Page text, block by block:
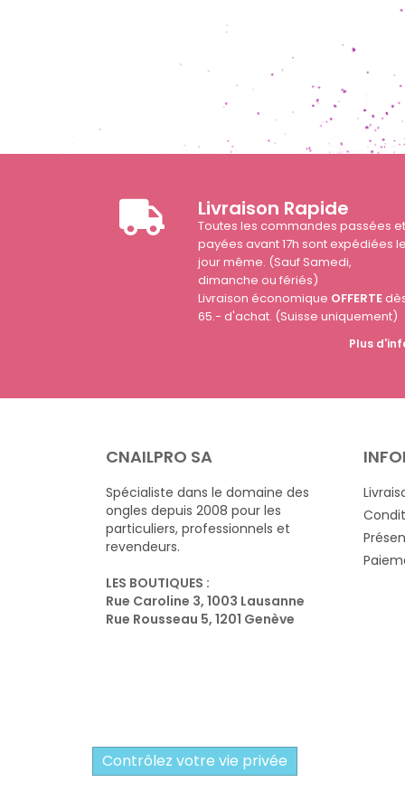
Livraison Rapide
Toutes les commandes passées
payées avant 17h sont expédiées
jour même. (Sauf Samedi,
dimanche ou fériés)
Livraison économique OFFERTE
65.- d'achat. (Suisse uniquement)
Plus
CNAILPRO SA
Spécialiste dans le domaine des
ongles depuis 2008 pour les
particuliers, professionnels et
revendeurs.
LES BOUTIQUES :
Rue Caroline 3, 1003 Lausanne
Rue Rousseau 5, 1201 Genève
Contrôlez votre vie privée